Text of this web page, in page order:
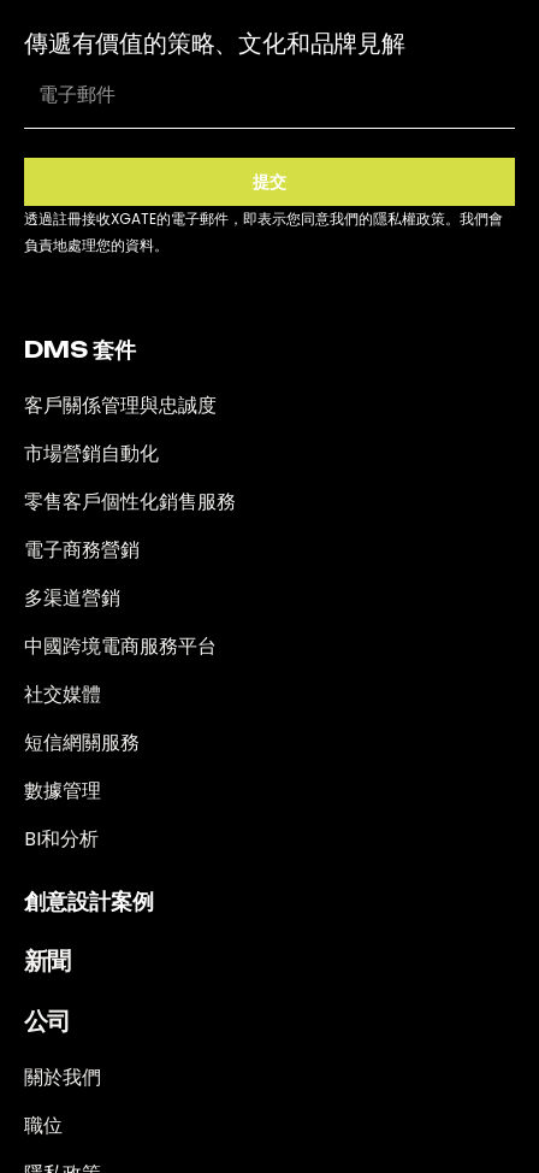
傳遞有價值的策略、文化和品牌見解
提交
透過註冊接收XGATE的電子郵件，即表示您同意我們的隱私權政策。我們會
負責地處理您的資料。
DMS 套件
客戶關係管理與忠誠度
市場營銷自動化
零售客戶個性化銷售服務
電子商務營銷
多渠道營銷
中國跨境電商服務平台
社交媒體
短信網關服務
數據管理
BI和分析
創意設計案例
新聞
公司
關於我們
職位